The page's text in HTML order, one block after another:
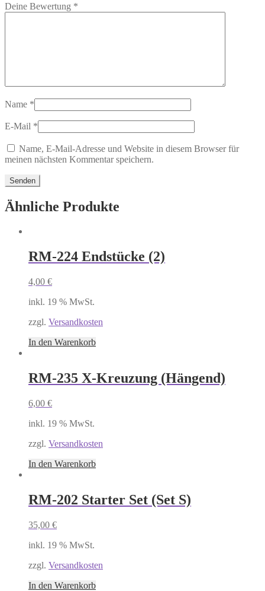
Deine Bewertung *
Name *
E-Mail *
Name, E-Mail-Adresse und Website in diesem Browser für
meinen nächsten Kommentar speichern.
Ähnliche Produkte
RM-224 Endstücke (2)
4,00 €
inkl. 19 % MwSt.
zzgl. Versandkosten
In den Warenkorb
RM-235 X-Kreuzung (Hängend)
6,00 €
inkl. 19 % MwSt.
zzgl. Versandkosten
In den Warenkorb
RM-202 Starter Set (Set S)
35,00 €
inkl. 19 % MwSt.
zzgl. Versandkosten
In den Warenkorb